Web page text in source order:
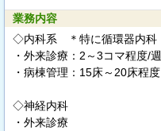
業務内容
◇内科系 ＊特に循環器内科
・外来診療：2～3コマ程度/週
・病棟管理：15床～20床程度
◇神経内科
・外来診療